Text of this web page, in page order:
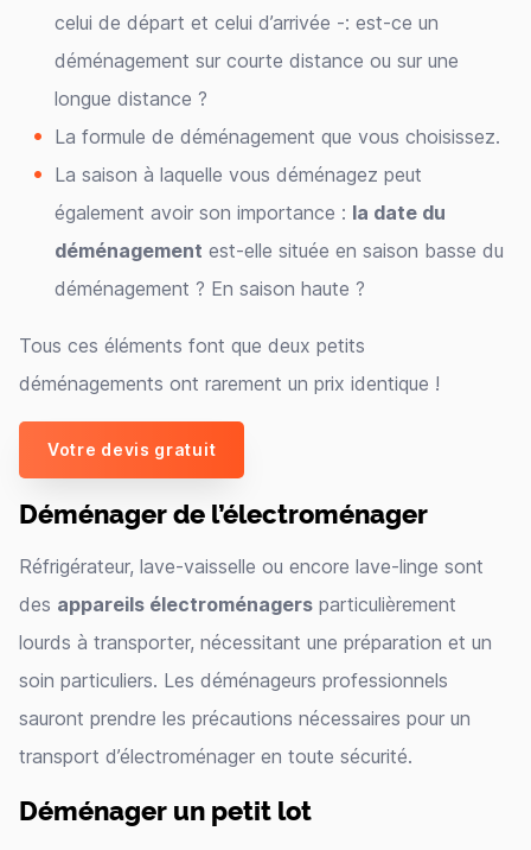
celui de départ et celui d’arrivée -: est-ce un
déménagement sur courte distance ou sur une
longue distance ?
La formule de déménagement que vous choisissez.
La saison à laquelle vous déménagez peut
également avoir son importance : la date du
déménagement est-elle située en saison basse du
déménagement ? En saison haute ?
Tous ces éléments font que deux petits
déménagements ont rarement un prix identique !
Votre devis gratuit
Déménager de l’électroménager
Réfrigérateur, lave-vaisselle ou encore lave-linge sont
des appareils électroménagers particulièrement
lourds à transporter, nécessitant une préparation et un
soin particuliers. Les déménageurs professionnels
sauront prendre les précautions nécessaires pour un
transport d’électroménager en toute sécurité.
Déménager un petit lot